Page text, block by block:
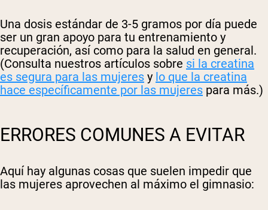
Una dosis estándar de 3-5 gramos por día puede
ser un gran apoyo para tu entrenamiento y
recuperación, así como para la salud en general.
(Consulta nuestros artículos sobre si la creatina
es segura para las mujeres y lo que la creatina
hace específicamente por las mujeres para más.)
ERRORES COMUNES A EVITAR
Aquí hay algunas cosas que suelen impedir que
las mujeres aprovechen al máximo el gimnasio: